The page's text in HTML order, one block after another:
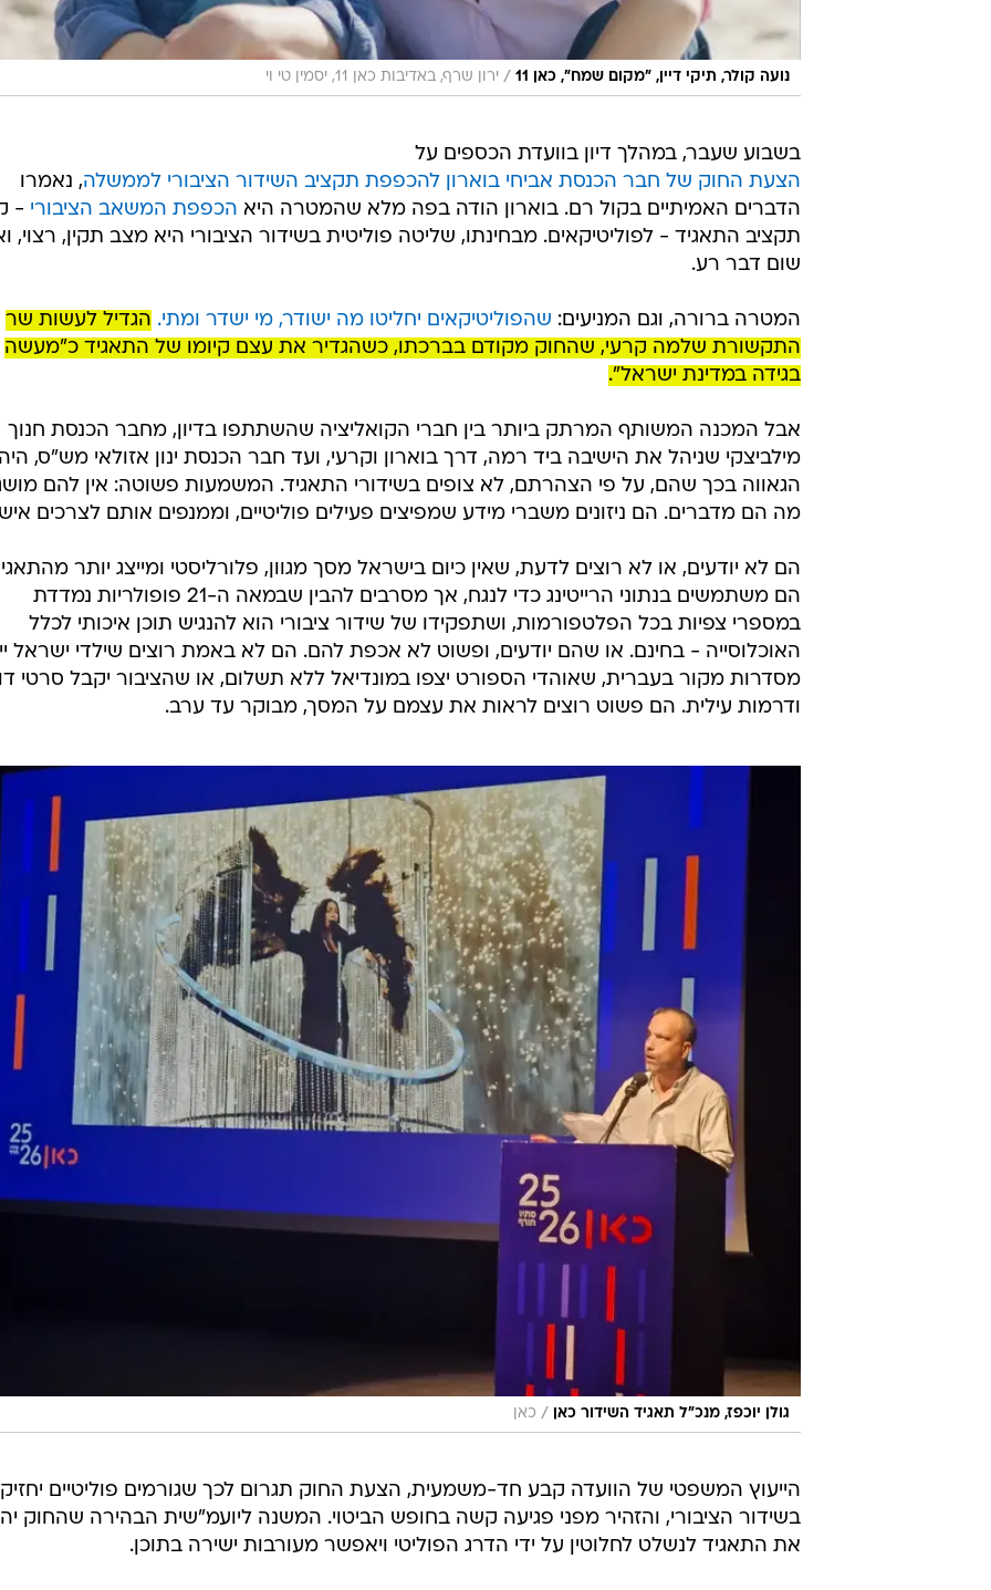
נועה קולר, תיקי דיין, "מקום שמח", כאן 11 / ירון שרף, באדיבות כאן 11, יסמין טי וי
בשבוע שעבר, במהלך דיון בוועדת הכספים על
הצעת החוק של חבר הכנסת אביחי בוארון להכפפת תקציב השידור הציבורי לממשלה, נאמרו
הדברים האמיתיים בקול רם. בוארון הודה בפה מלא שהמטרה היא הכפפת המשאב הציבורי -
תקציב התאגיד - לפוליטיקאים. מבחינתו, שליטה פוליטית בשידור הציבורי היא מצב תקין, רצוי,
שום דבר רע.
המטרה ברורה, וגם המניעים: שהפוליטיקאים יחליטו מה ישודר, מי ישדר ומתי. הגדיל לעשות שר
התקשורת שלמה קרעי, שהחוק מקודם בברכתו, כשהגדיר את עצם קיומו של התאגיד כ"מעשה
בגידה במדינת ישראל".
אבל המכנה המשותף המרתק ביותר בין חברי הקואליציה שהשתתפו בדיון, מחבר הכנסת חנוך
מילביצקי שניהל את הישיבה ביד רמה, דרך בוארון וקרעי, ועד חבר הכנסת ינון אזולאי מש"ס,
הגאווה בכך שהם, על פי הצהרתם, לא צופים בשידורי התאגיד. המשמעות פשוטה: אין להם
מה הם מדברים. הם ניזונים משברי מידע שמפיצים פעילים פוליטיים, וממנפים אותם לצרכים
הם לא יודעים, או לא רוצים לדעת, שאין כיום בישראל מסך מגוון, פלורליסטי ומייצג יותר
הם משתמשים בנתוני הרייטינג כדי לנגח, אך מסרבים להבין שבמאה ה-21 פופולריות נמדדת
במספרי צפיות בכל הפלטפורמות, ושתפקידו של שידור ציבורי הוא להנגיש תוכן איכותי לכלל
האוכלוסייה - בחינם. או שהם יודעים, ופשוט לא אכפת להם. הם לא באמת רוצים שילדי ישראל
מסדרות מקור בעברית, שאוהדי הספורט יצפו במונדיאל ללא תשלום, או שהציבור יקבל סרטי
ודרמות עילית. הם פשוט רוצים לראות את עצמם על המסך, מבוקר עד ערב.
גולן יוכפז, מנכ"ל תאגיד השידור כאן / כאן
הייעוץ המשפטי של הוועדה קבע חד-משמעית, הצעת החוק תגרום לכך שגורמים פוליטיים
בשידור הציבורי, והזהיר מפני פגיעה קשה בחופש הביטוי. המשנה ליועמ"שית הבהירה שהחוק
את התאגיד לנשלט לחלוטין על ידי הדרג הפוליטי ויאפשר מעורבות ישירה בתוכן.